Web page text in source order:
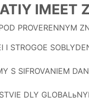
IMEET
PROVERENNYM
STROGOE
S SIFROVANIEM
DLY